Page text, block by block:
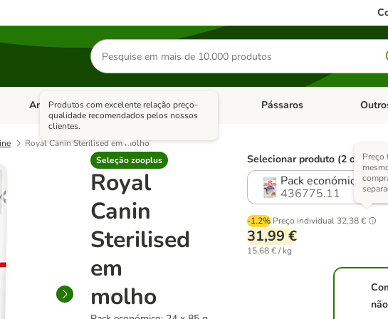
Pesquisar
produtos
Gatos
Abrir menu de categoria: Dieta Vet.
Antiparasitários Abrir menu de categoria: Antiparasitários
Roedores Abrir menu de categoria:
Pássaros Abrir
Royal Canin Sterilised em molho
Seleção zooplus
Produtos com excelente relação preço-
qualidade recomendados pelos nossos
clientes.
Royal
Canin
Sterilised
em
molho
Selecionar produto (2 opções)
Pack económico: 24 x
436775.11
-1.2% Preço individual 32,38 €
Preço
31,99 €
15,68 € / kg
não